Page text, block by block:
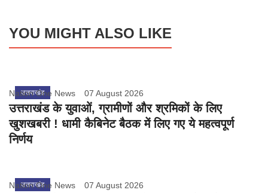
YOU MIGHT ALSO LIKE
उत्तराखंड
Nation One News 07 August 2026
उत्तराखंड के युवाओं, ग्रामीणों और श्रमिकों के लिए
खुशखबरी ! धामी कैबिनेट बैठक में लिए गए ये महत्वपूर्ण
निर्णय
उत्तराखंड
Nation One News 07 August 2026